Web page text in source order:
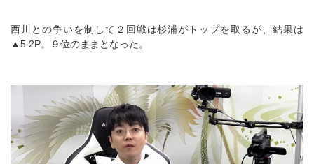
西川との争いを制して２回戦は杉浦がトップを取るが、結果は
▲5.2P。９位のままとなった。